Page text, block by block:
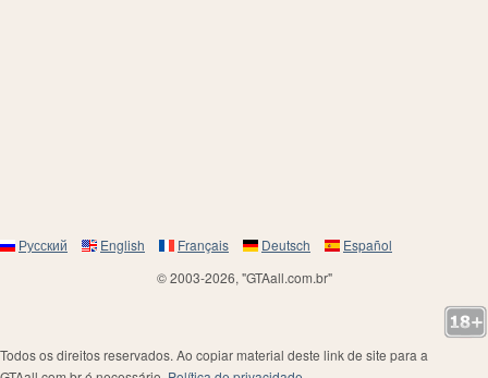
Русский English Français Deutsch
Español
© 2003-2026, "GTAall.com.br"
Todos os direitos reservados. Ao copiar material deste link de site para a